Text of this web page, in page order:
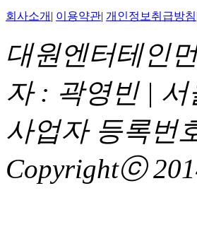
회사소개 | 이용약관| 개인정보취급방침
대원엔터테인
자 : 곽영빈 |
사업자 등록번
Copyrightⓒ